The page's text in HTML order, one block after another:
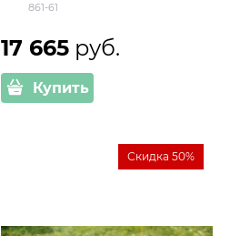
861-61
17 665 руб.
Купить
Скидка 50%